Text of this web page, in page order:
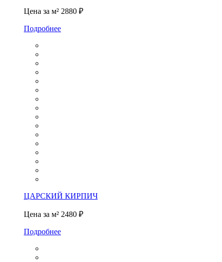
Цена за м² 2880 ₽
Подробнее
ЦАРСКИЙ КИРПИЧ
Цена за м² 2480 ₽
Подробнее